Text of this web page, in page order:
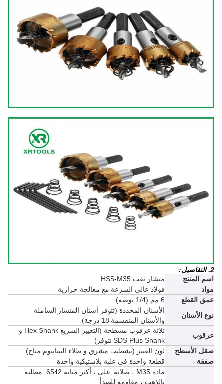
2. التفاصيل:
اسم المنتج
منشار ثقب HSS-M35.
مواد
فولاذ عالي السرعة مع معالجة حرارية
عمق القطع
نوع الأسنان
الأسنان المخددة (تتوفر أسنان المنشار الشاملة
والأسنان المنقسمة 18 درجة)
عرقوب
ثلاثة عرقوب مسطحة (
التغيير السريع Hex Shank و
SDS Plus Shank تتوفر)
صقل الأسطح
لون العنبر (تشطيب مشرق وطلاء التيتانيوم متاح)
صفقة
قطعة واحدة في علبة بلاستيكية واحدة
مادة M35 ، صلابة أعلى ، أكثر متانة 6542. مطلية
بالذهب ، مقاومة للصدأ.